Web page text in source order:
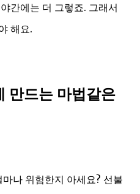
간에는 더 그렇죠. 그래서
해요.
만드는 마법같은
나 위험한지 아세요? 선불